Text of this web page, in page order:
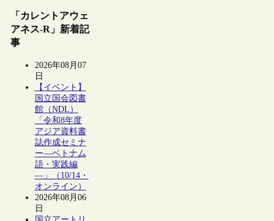
「カレントアウェ
アネス-R」新着記
事
2026年08月07
日
【イベント】
国立国会図書
館（NDL）
「令和8年度
アジア資料書
誌作成セミナ
ー―ベトナム
語・実践編
―」（10/14・
オンライン）
2026年08月06
日